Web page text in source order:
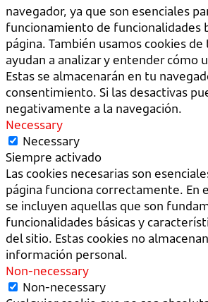
navegador, ya que son esenciales
funcionamiento de funcionalidades
página. También usamos cookies
ayudan a analizar y entender cómo
Estas se almacenarán en tu
consentimiento. Si las desactivas
negativamente a la navegación.
Necessary
Necessary
Siempre activado
Las cookies necesarias son
página funciona correctamente. En
se incluyen aquellas que son
funcionalidades básicas y
del sitio. Estas cookies no
información personal.
Non-necessary
Non-necessary